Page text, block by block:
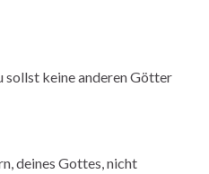
sollst keine anderen Götter
deines Gottes, nicht